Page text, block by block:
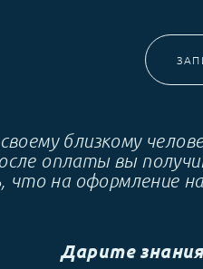
близкому
оплаты вы
что на оформление
Дарите